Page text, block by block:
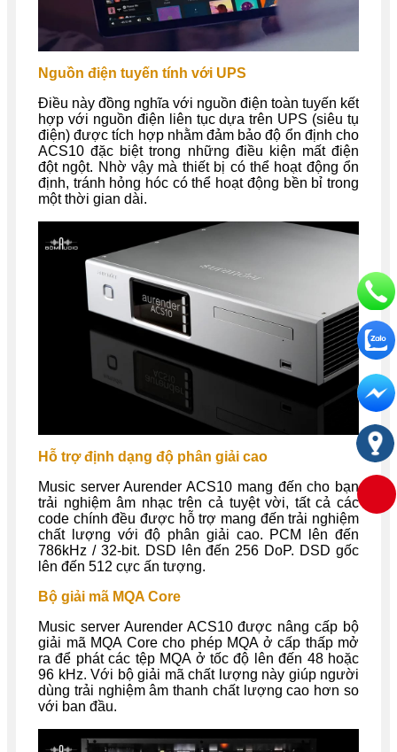
Nguồn điện tuyến tính với UPS
Điều này đồng nghĩa với nguồn điện toàn tuyến kết
hợp với nguồn điện liên tục dựa trên UPS (siêu tụ
điện) được tích hợp nhằm đảm bảo độ ổn định cho
ACS10 đặc biệt trong những điều kiện mất điện
đột ngột. Nhờ vậy mà thiết bị có thể hoạt động ổn
định, tránh hỏng hóc có thể hoạt động bền bỉ trong
một thời gian dài.
Hỗ trợ định dạng độ phân giải cao
Music server Aurender ACS10 mang đến cho bạn
trải nghiệm âm nhạc trên cả tuyệt vời, tất cả các
code chính đều được hỗ trợ mang đến trải nghiệm
chất lượng với độ phân giải cao. PCM lên đến
786kHz / 32-bit. DSD lên đến 256 DoP. DSD gốc
lên đến 512 cực ấn tượng.
Bộ giải mã MQA Core
Music server Aurender ACS10 được nâng cấp bộ
giải mã MQA Core cho phép MQA ở cấp thấp mở
ra để phát các tệp MQA ở tốc độ lên đến 48 hoặc
96 kHz. Với bộ giải mã chất lượng này giúp người
dùng trải nghiệm âm thanh chất lượng cao hơn so
với ban đầu.